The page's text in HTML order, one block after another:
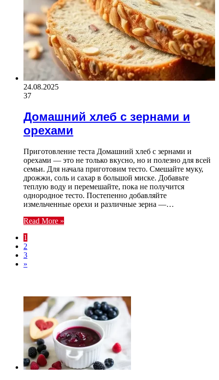
24.08.2025
37
Домашний хлеб с зернами и
орехами
Приготовление теста Домашний хлеб с зернами и
орехами — это не только вкусно, но и полезно для всей
семьи. Для начала приготовим тесто. Смешайте муку,
дрожжи, соль и сахар в большой миске. Добавьте
теплую воду и перемешайте, пока не получится
однородное тесто. Постепенно добавляйте
измельченные орехи и различные зерна —…
Read More »
1
2
3
»